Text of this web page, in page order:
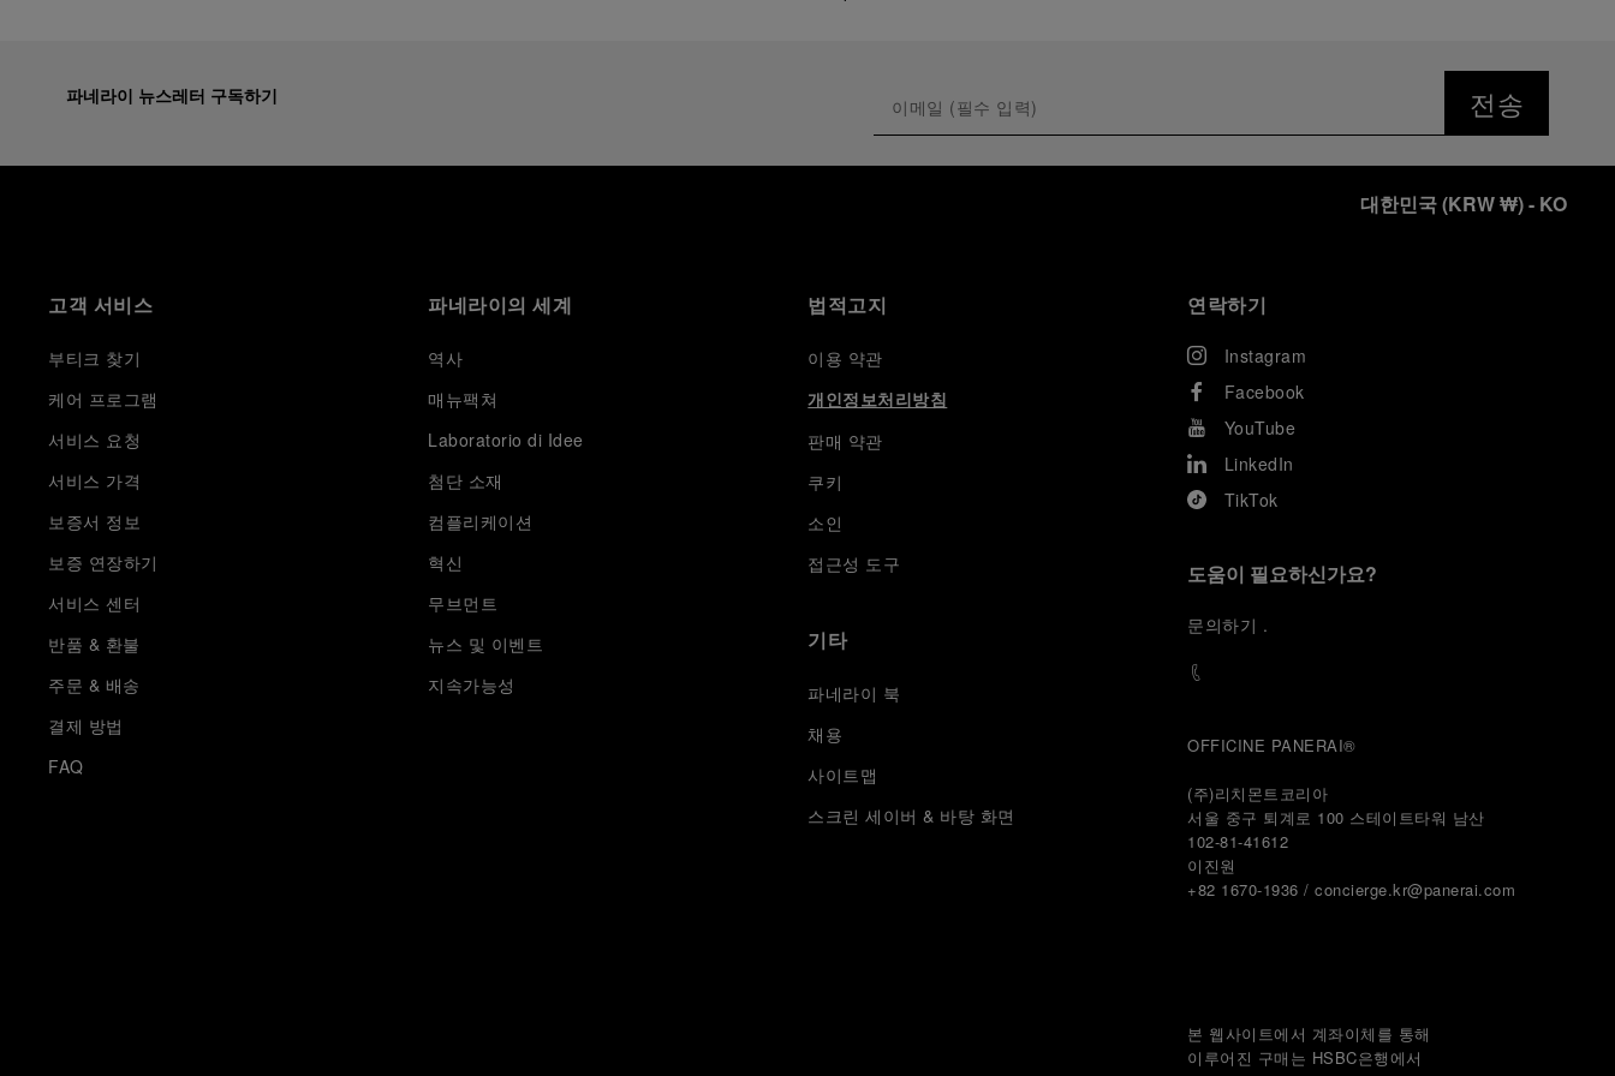
파네라이 뉴스레터 구독하기 전송
대한민국(KRW ₩)- KO
고객 서비스
부티크 찾기
케어 프로그램
서비스 요청
서비스 가격
보증서 정보
보증 연장하기
서비스 센터
반품 & 환불
주문 & 배송
결제 방법
FAQ
파네라이의 세계
역사
매뉴팩쳐
Laboratorio di Idee
첨단 소재
컴플리케이션
혁신
무브먼트
뉴스 및 이벤트
지속가능성
법적고지
이용 약관
개인정보처리방침
판매 약관
쿠키
소인
접근성 도구
기타
파네라이 북
채용
사이트맵
스크린 세이버 & 바탕 화면
연락하기
Instagram
Facebook
YouTube
LinkedIn
TikTok
도움이 필요하신가요?
문의하기 .
OFFICINE PANERAI®
(주)리치몬트코리아
서울 중구 퇴계로 100 스테이트타워 남산
102-81-41612
이진원
+82 1670-1936 / concierge.kr@panerai.com
본 웹사이트에서 계좌이체를 통해
이루어진 구매는 HSBC은행에서